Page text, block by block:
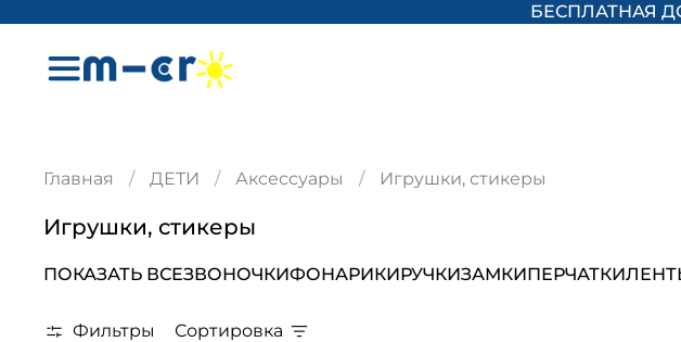
БЕСПЛАТНАЯ
Главная
ДЕТИ Аксессуары Игрушки, стикеры
Игрушки, стикеры
ПОКАЗАТЬ ВСЕЗВОНОЧКИФОНАРИКИРУЧКИЗАМКИПЕРЧАТКИ
Фильтры Сортировка